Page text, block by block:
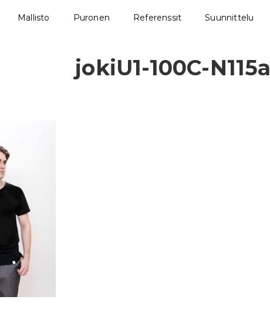
Mallisto Puronen Referenssit Suunnittelu
jokiU1-100C-N115a